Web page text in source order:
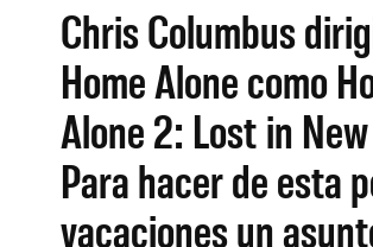
Chris Columbus
Home Alone como
Alone 2: Lost in
Para hacer de esta
vacaciones un